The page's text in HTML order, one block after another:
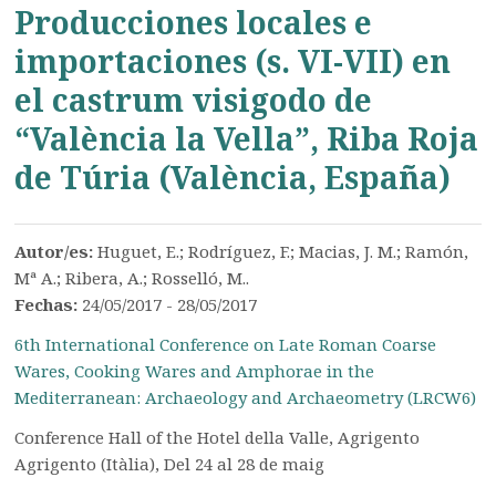
Producciones locales e
importaciones (s. VI-VII) en
el castrum visigodo de
“València la Vella”, Riba Roja
de Túria (València, España)
Autor/es:Huguet, E.; Rodríguez, F.; Macias, J. M.; Ramón,
Mª A.; Ribera, A.; Rosselló, M..
Fechas: 24/05/2017 - 28/05/2017
6th International Conference on Late Roman Coarse
Wares, Cooking Wares and Amphorae in the
Mediterranean: Archaeology and Archaeometry (LRCW6)
Conference Hall of the Hotel della Valle, Agrigento
Agrigento (Itàlia), Del 24 al 28 de maig